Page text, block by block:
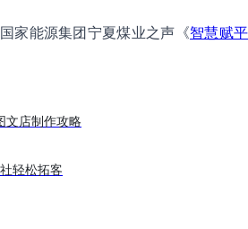
家能源集团宁夏煤业之声《智慧赋
文店制作攻略
轻松拓客